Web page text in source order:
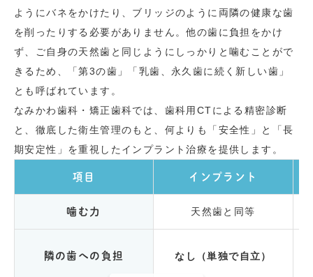
ようにバネをかけたり、ブリッジのように両隣の健康な歯
を削ったりする必要がありません。他の歯に負担をかけ
ず、ご自身の天然歯と同じようにしっかりと噛むことがで
きるため、「第3の歯」「乳歯、永久歯に続く新しい歯」
とも呼ばれています。
なみかわ歯科・矯正歯科では、歯科用CTによる精密診断
と、徹底した衛生管理のもと、何よりも「安全性」と「長
期安定性」を重視したインプラント治療を提供します。
項目 インプラント
噛む力 天然歯と同等
隣の歯への負担 なし（単独で自立）